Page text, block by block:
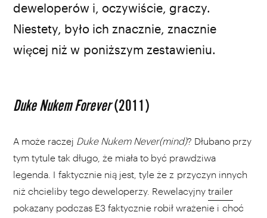
deweloperów i, oczywiście, graczy.
Niestety, było ich znacznie, znacznie
więcej niż w poniższym zestawieniu.
Duke Nukem Forever(2011)
A może raczej Duke Nukem Never(mind)? Dłubano przy
tym tytule tak długo, że miała to być prawdziwa
legenda. I faktycznie nią jest, tyle że z przyczyn innych
niż chcieliby tego deweloperzy. Rewelacyjny trailer
pokazany podczas E3 faktycznie robił wrażenie i choć